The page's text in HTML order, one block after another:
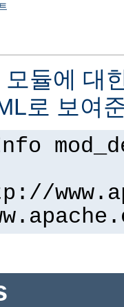
모듈에 대
로 보여